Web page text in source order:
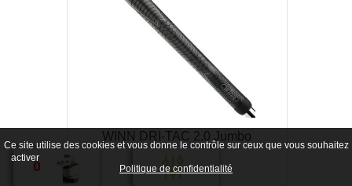
0
WINN DRI-TAC 2.0 Jumbo
Ce site utilise des cookies et vous donne le contrôle sur ceux que vous souhaitez
activer
Tout accepter
Politique de confidentialité